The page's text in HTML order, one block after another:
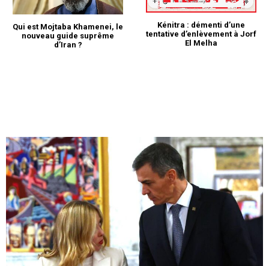
Qui est Mojtaba Khamenei, le
nouveau guide suprême
d’Iran ?
Kénitra : démenti d’une
tentative d’enlèvement à Jorf
El Melha